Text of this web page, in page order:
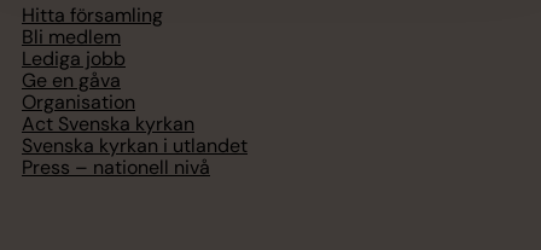
Hitta församling
Bli medlem
Lediga jobb
Ge en gåva
Organisation
Act Svenska kyrkan
Svenska kyrkan i utlandet
Press – nationell nivå